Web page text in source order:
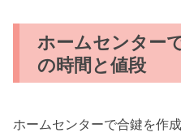
ホームセンター
の時間と値段
ホームセンターで合鍵を作